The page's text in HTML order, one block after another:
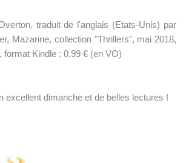
traduit de l'anglais (Etats-Unis) par
Mazarine, collection "Thrillers", mai 2018,
format Kindle : 0,99 € (en VO)
excellent dimanche et de belles lectures !